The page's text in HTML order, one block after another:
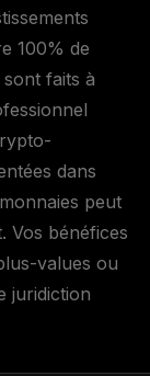
100% de
faits à
dans
peut
Vos bénéfices
values ou
juridiction